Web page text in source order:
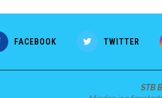
FACEBOOK TWITTER
STB